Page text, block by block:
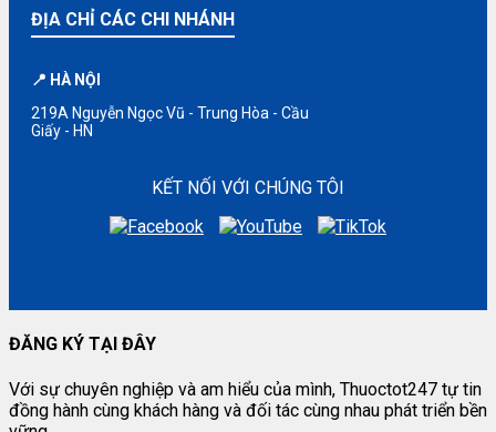
ĐỊA CHỈ CÁC CHI NHÁNH
📍 HÀ NỘI
219A Nguyễn Ngọc Vũ - Trung Hòa - Cầu
Giấy - HN
KẾT NỐI VỚI CHÚNG TÔI
ĐĂNG KÝ TẠI ĐÂY
Với sự chuyên nghiệp và am hiểu của mình, Thuoctot247 tự tin
đồng hành cùng khách hàng và đối tác cùng nhau phát triển bền